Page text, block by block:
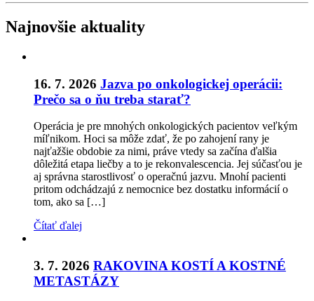
Najnovšie aktuality
16. 7. 2026 Jazva po onkologickej operácii:
Prečo sa o ňu treba starať?
Operácia je pre mnohých onkologických pacientov veľkým
míľnikom. Hoci sa môže zdať, že po zahojení rany je
najťažšie obdobie za nimi, práve vtedy sa začína ďalšia
dôležitá etapa liečby a to je rekonvalescencia. Jej súčasťou je
aj správna starostlivosť o operačnú jazvu. Mnohí pacienti
pritom odchádzajú z nemocnice bez dostatku informácií o
tom, ako sa […]
Čítať ďalej
3. 7. 2026 RAKOVINA KOSTÍ A KOSTNÉ
METASTÁZY